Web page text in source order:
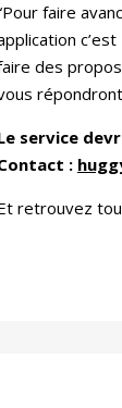
faire
des
service
:
retrouvez